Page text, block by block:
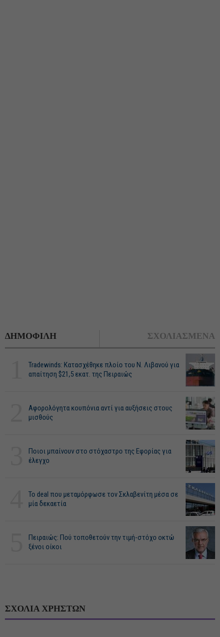
ΔΗΜΟΦΙΛΗ ΣΧΟΛΙΑΣΜΕΝΑ
Tradewinds: Κατασχέθηκε πλοίο του Ν. Λιβανού για
απαίτηση $21,5 εκατ. της Πειραιώς
Αφορολόγητα κουπόνια αντί για αυξήσεις στους
μισθούς
Ποιοι μπαίνουν στο στόχαστρο της Εφορίας για
έλεγχο
Το deal που μεταμόρφωσε τον Σκλαβενίτη μέσα σε
μία δεκαετία
Πειραιώς: Πού τοποθετούν την τιμή-στόχο οκτώ
ξένοι οίκοι
ΣΧΟΛΙΑ ΧΡΗΣΤΩΝ